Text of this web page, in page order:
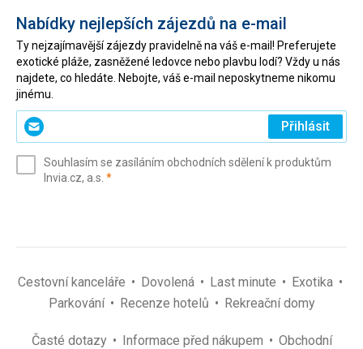
Nabídky nejlepších zájezdů na e-mail
Ty nejzajímavější zájezdy pravidelně na váš e-mail! Preferujete
exotické pláže, zasněžené ledovce nebo plavbu lodí? Vždy u nás
najdete, co hledáte. Nebojte, váš e-mail neposkytneme nikomu
jinému.
Zadejte
svůj
(povinné)
Přihlásit
Souhlasím se zasíláním obchodních sdělení k produktům
Invia.cz, a.s. *(povinné)
Cestovní kanceláře Dovolená Last minute
Exotika
Parkování
Recenze hotelů Rekreační domy
Časté dotazy Informace před nákupem
Obchodní